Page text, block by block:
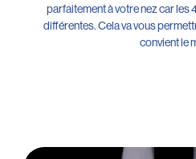
parfaitement à votre nez car les
différentes. Cela va vous
convient le